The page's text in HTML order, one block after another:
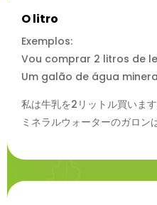
O litro
Exemplos:
Vou comprar 2 litros de
Um galão de água
私は牛乳を2リットル買います
ミネラルウォーターのガロン